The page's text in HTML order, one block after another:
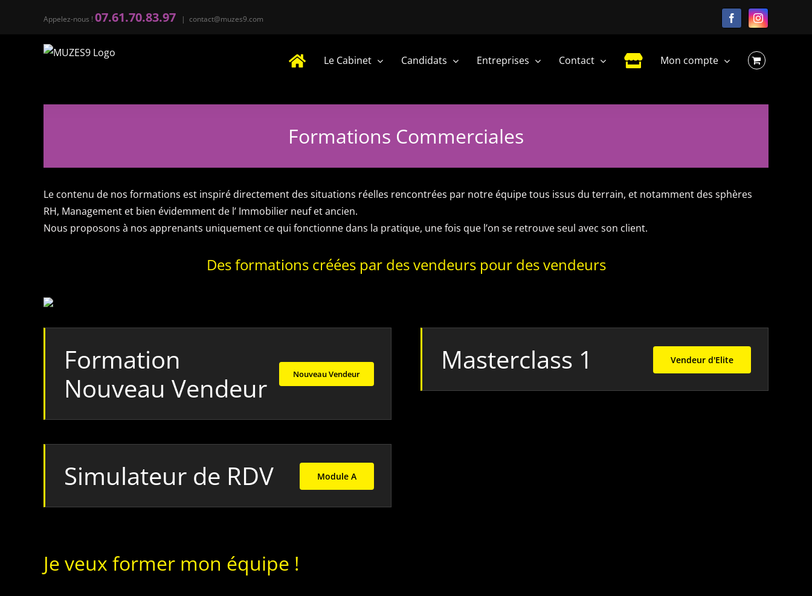
Appelez-nous ! 07.61.70.83.97 | contact@muzes9.com FacebookInstagram
Le Cabinet Candidats Entreprises Contact Mon compte
Formations Commerciales
Le contenu de nos formations est inspiré directement des situations réelles rencontrées par notre équipe tous issus du terrain, et notamment des sphères
RH, Management et bien évidemment de l’ Immobilier neuf et ancien.
Nous proposons à nos apprenants uniquement ce qui fonctionne dans la pratique, une fois que l’on se retrouve seul avec son client.
Des formations créées par des vendeurs pour des vendeurs
Formation
Nouveau Vendeur
Nouveau Vendeur Masterclass 1 Vendeur d'Elite
Simulateur de RDV Module A
Je veux former mon équipe !